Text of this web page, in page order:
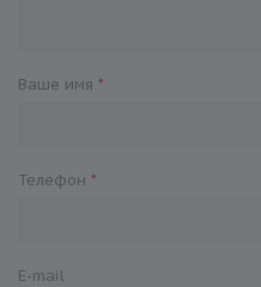
Ваше имя *
Телефон *
E-mail